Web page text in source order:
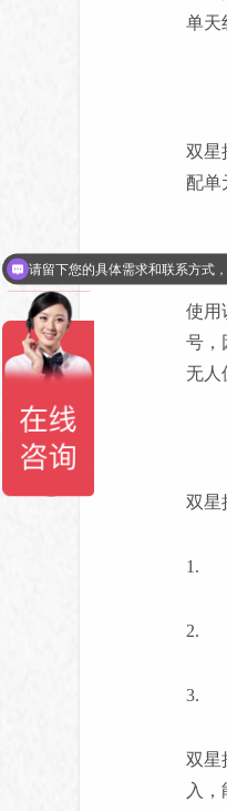
单天
双星
配单
使用
号，
无人
双星
1.
2.
3.
双星
入
请留下您的具体需求和联系方式